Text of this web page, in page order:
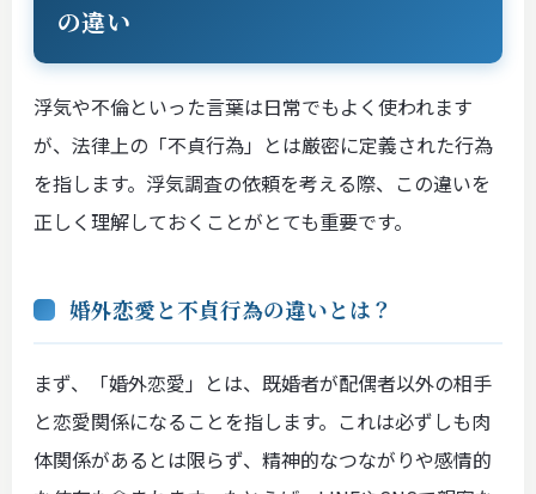
の違い
浮気や不倫といった言葉は日常でもよく使われます
が、法律上の「不貞行為」とは厳密に定義された行為
を指します。浮気調査の依頼を考える際、この違いを
正しく理解しておくことがとても重要です。
婚外恋愛と不貞行為の違いとは？
まず、「婚外恋愛」とは、既婚者が配偶者以外の相手
と恋愛関係になることを指します。これは必ずしも肉
体関係があるとは限らず、精神的なつながりや感情的